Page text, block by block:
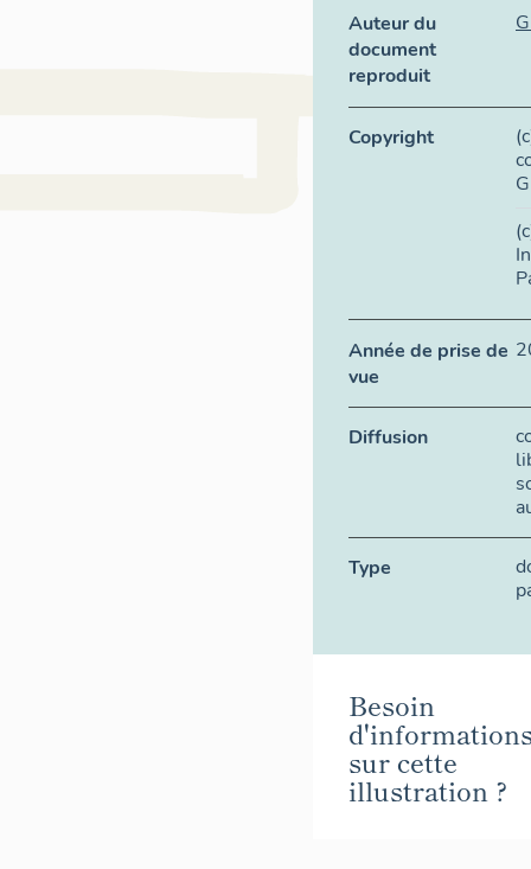
Auteur du
document
reproduit
Copyright
Année de prise de
vue
Diffusion
Type
Besoin
sur cette
illustration ?